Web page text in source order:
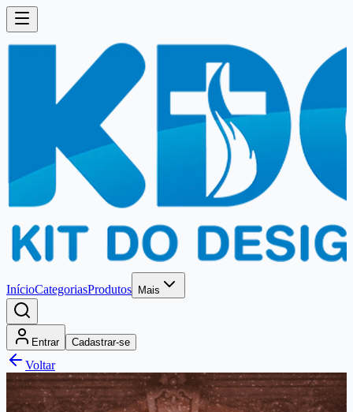
InícioCategoriasProdutos Mais
Entrar Cadastrar-se
Voltar